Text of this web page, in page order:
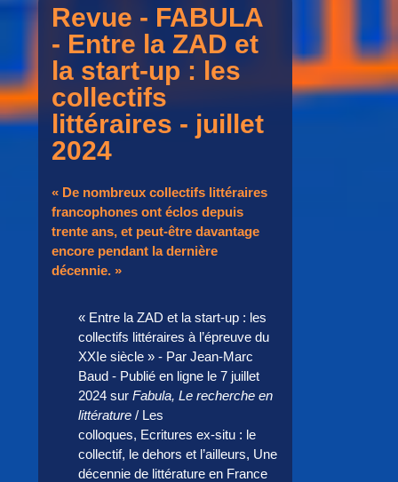
Revue - FABULA
- Entre la ZAD et
la start-up : les
collectifs
littéraires - juillet
2024
« De nombreux collectifs littéraires
francophones ont éclos depuis
trente ans, et peut-être davantage
encore pendant la dernière
décennie. »
« Entre la ZAD et la start-up : les
collectifs littéraires à l’épreuve du
XXIe siècle » - Par Jean-Marc
Baud - Publié en ligne le 7 juillet
2024 surFabula, Le recherche en
littérature / Les
colloques, Ecritures ex-situ : le
collectif, le dehors et l’ailleurs, Une
décennie de littérature en France